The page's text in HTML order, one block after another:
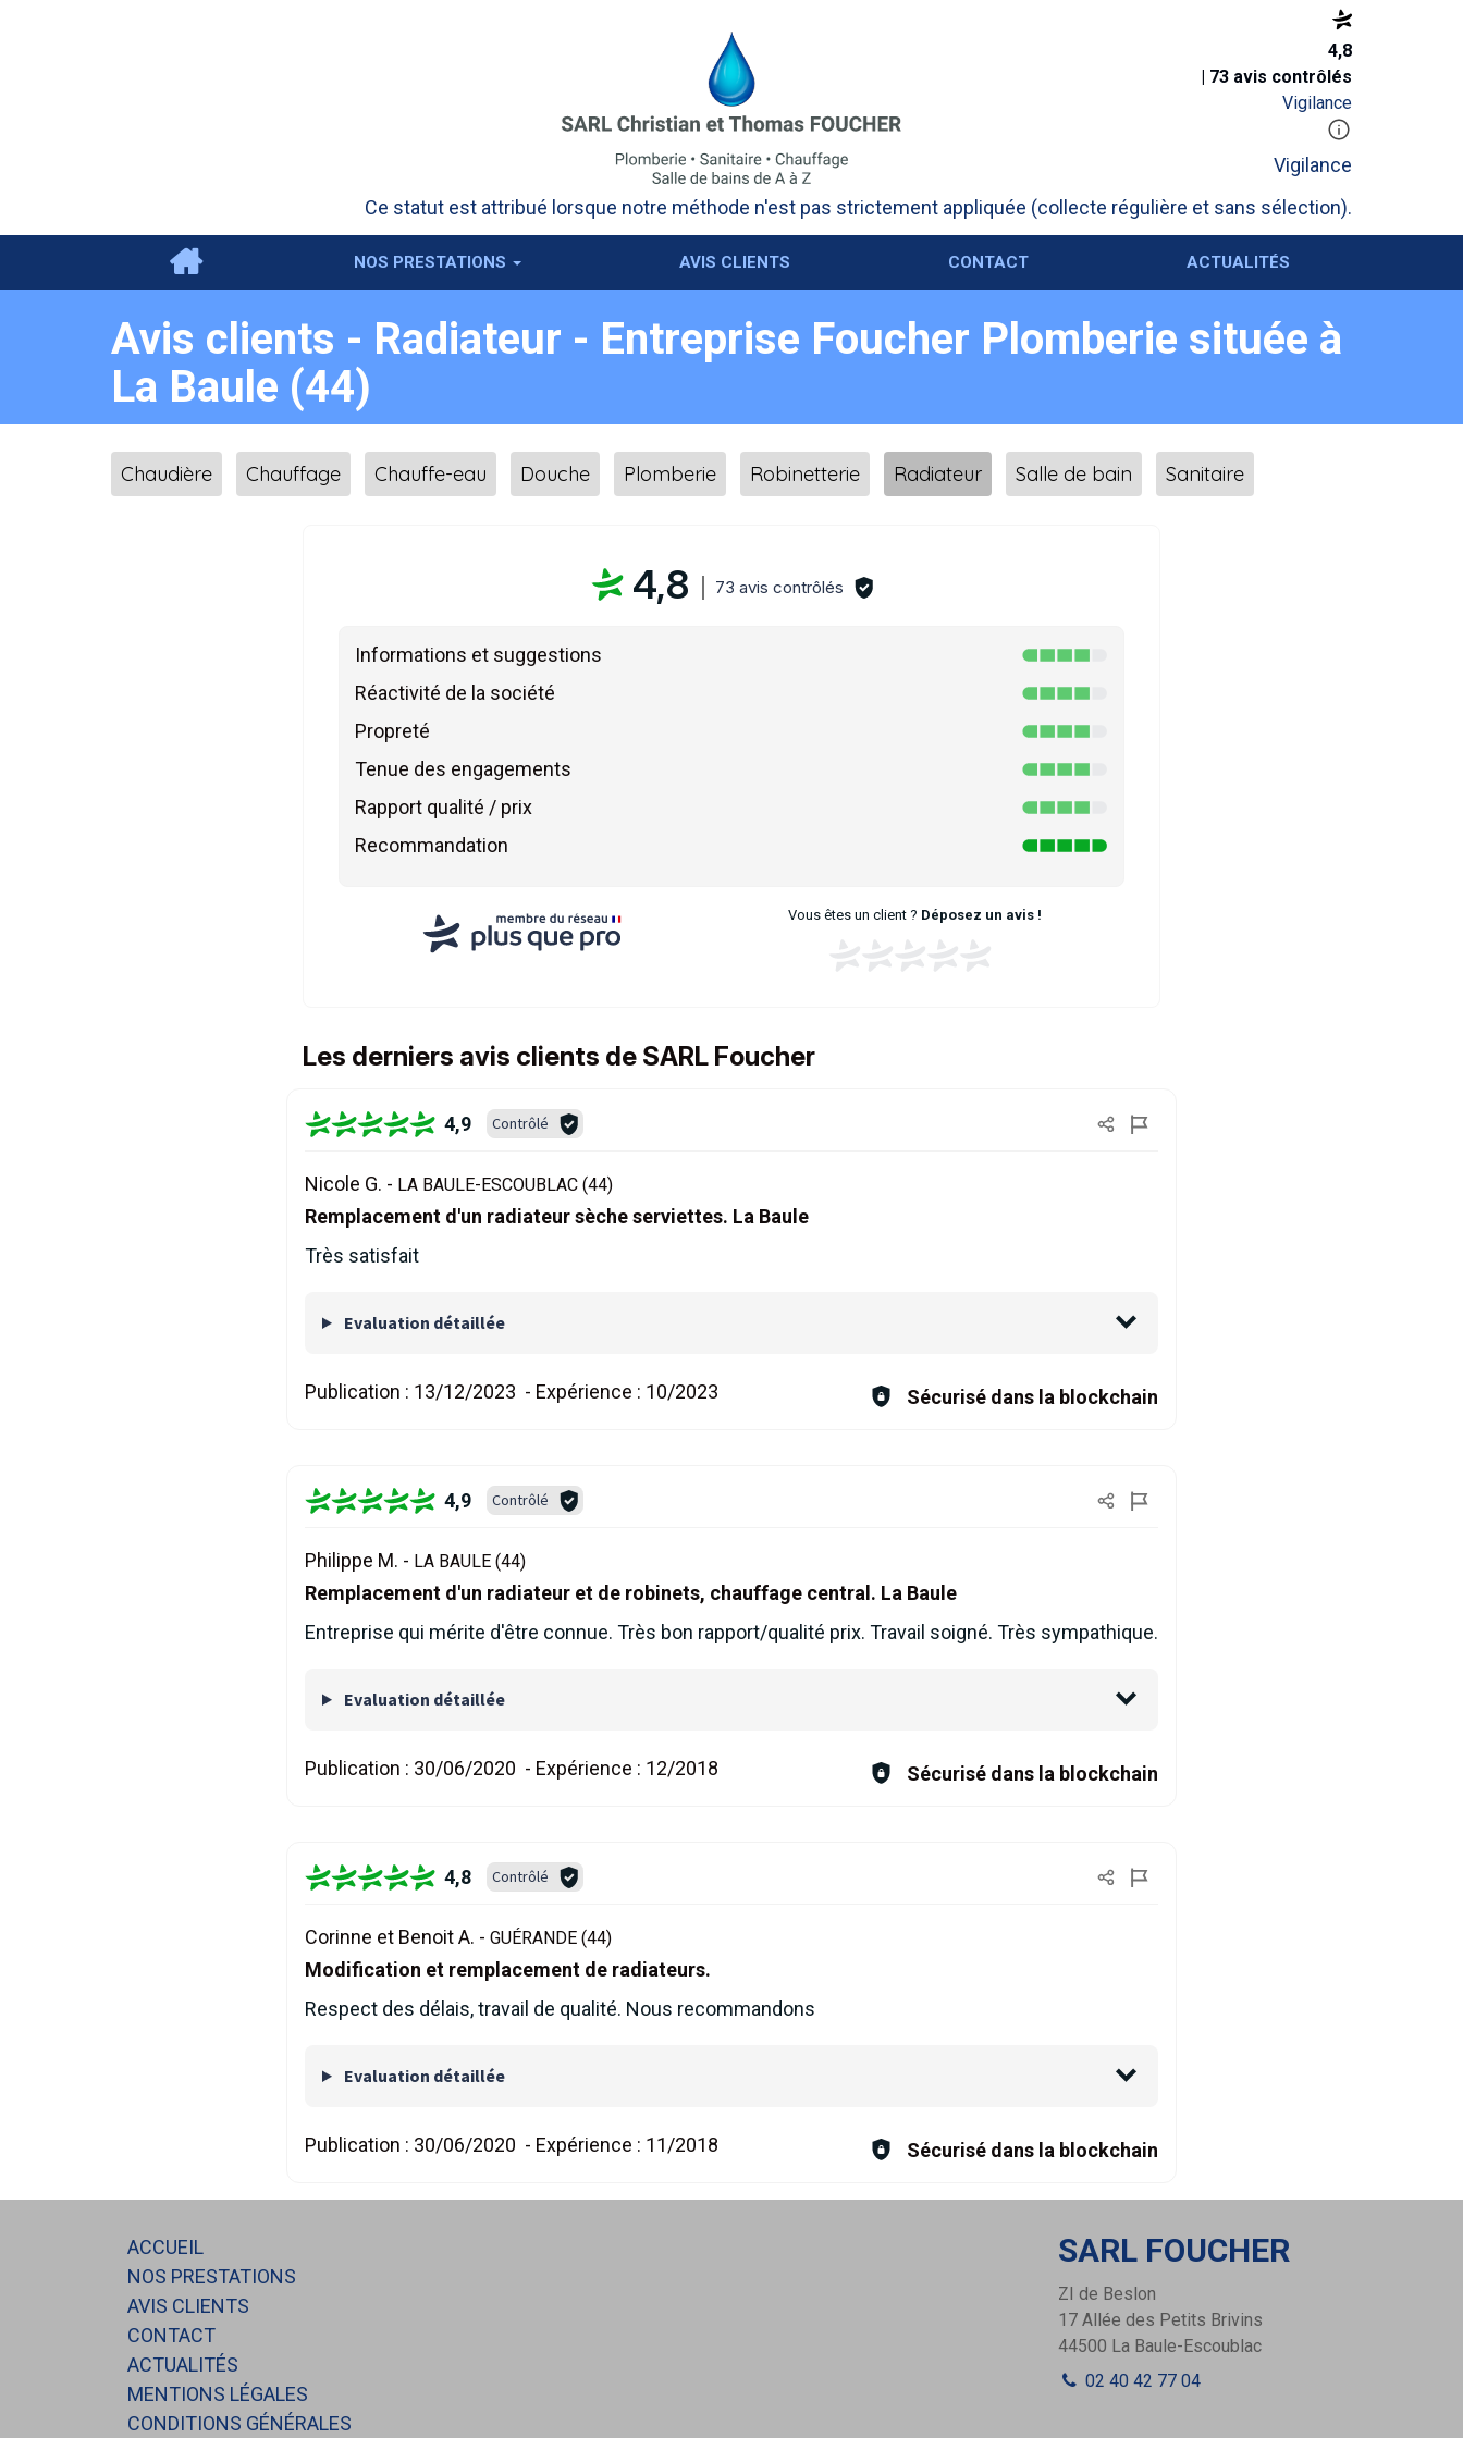
4,8
| 73 avis contrôlés
Vigilance
Vigilance
Ce statut est attribué lorsque notre méthode n'est pas strictement appliquée (collecte régulière et sans sélection).
NOS PRESTATIONS AVIS CLIENTS CONTACT ACTUALITÉS
Avis clients - Radiateur - Entreprise Foucher Plomberie située à
La Baule (44)
Chaudière Chauffage Chauffe-eau Douche Plomberie Robinetterie Radiateur Salle de bain Sanitaire
4,8 73 avis contrôlés
Informations et suggestions
Réactivité de la société
Propreté
Tenue des engagements
Rapport qualité / prix
Recommandation
Vous êtes un client ? Déposez un avis !
Les derniers avis clients de SARL Foucher
4,9 Contrôlé
Nicole G. - LA BAULE-ESCOUBLAC (44)
Remplacement d'un radiateur sèche serviettes. La Baule
Très satisfait
Evaluation détaillée
Publication : 13/12/2023 - Expérience : 10/2023 Sécurisé dans la blockchain
4,9 Contrôlé
Philippe M. - LA BAULE (44)
Remplacement d'un radiateur et de robinets, chauffage central. La Baule
Entreprise qui mérite d'être connue. Très bon rapport/qualité prix. Travail soigné. Très sympathique.
Evaluation détaillée
Publication : 30/06/2020 - Expérience : 12/2018 Sécurisé dans la blockchain
4,8 Contrôlé
Corinne et Benoit A. - GUÉRANDE (44)
Modification et remplacement de radiateurs.
Respect des délais, travail de qualité. Nous recommandons
Evaluation détaillée
Publication : 30/06/2020 - Expérience : 11/2018 Sécurisé dans la blockchain
ACCUEIL
NOS PRESTATIONS
AVIS CLIENTS
CONTACT
ACTUALITÉS
MENTIONS LÉGALES
CONDITIONS GÉNÉRALES
SARL FOUCHER
ZI de Beslon
17 Allée des Petits Brivins
44500 La Baule-Escoublac
02 40 42 77 04